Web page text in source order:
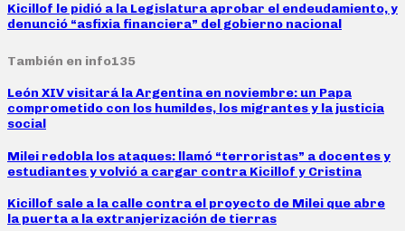
Kicillof le pidió a la Legislatura aprobar el endeudamiento, y
denunció “asfixia financiera” del gobierno nacional
También en info135
León XIV visitará la Argentina en noviembre: un Papa
comprometido con los humildes, los migrantes y la justicia
social
Milei redobla los ataques: llamó “terroristas” a docentes y
estudiantes y volvió a cargar contra Kicillof y Cristina
Kicillof sale a la calle contra el proyecto de Milei que abre
la puerta a la extranjerización de tierras